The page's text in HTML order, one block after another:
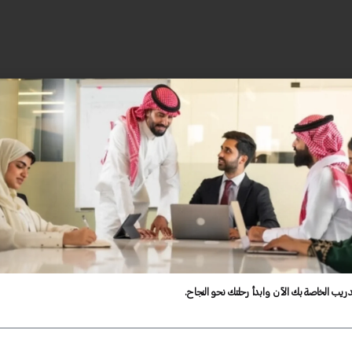
الخاصة بك الآن وابدأ رحلتك نحو النجاح.